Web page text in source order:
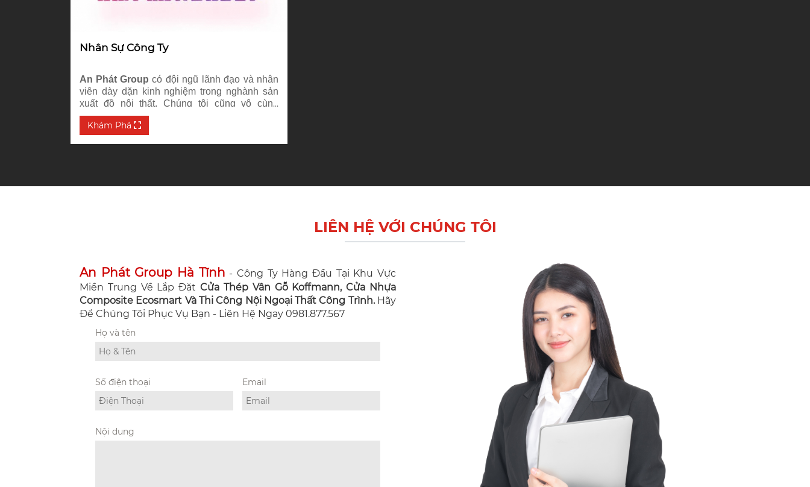
Nhân Sự Công Ty
An Phát Group có đội ngũ lãnh đạo và nhân
viên dày dặn kinh nghiệm trong nghành sản
xuất đồ nội thất. Chúng tôi cũng vô cùng
nhanh nhạy và cập nhật các công nghệ, các
phần mềm quản lý mới để nâng hiệu suất
Khám Phá
LIÊN HỆ VỚI CHÚNG TÔI
An Phát Group Hà Tĩnh - Công Ty Hàng Đầu Tại Khu Vực
Miền Trung Về Lắp ĐặtCửa Thép Vân Gỗ Koffmann, Cửa Nhựa
Composite Ecosmart Và Thi Công Nội Ngoại Thất Công Trình. Hãy
Để Chúng Tôi Phục Vụ Bạn - Liên Hệ Ngay 0981.877.567
Họ và tên
Số điện thoại Email
Nội dung